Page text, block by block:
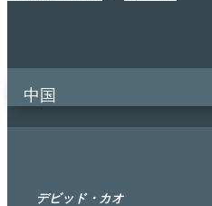
中国
デビッド・カオ